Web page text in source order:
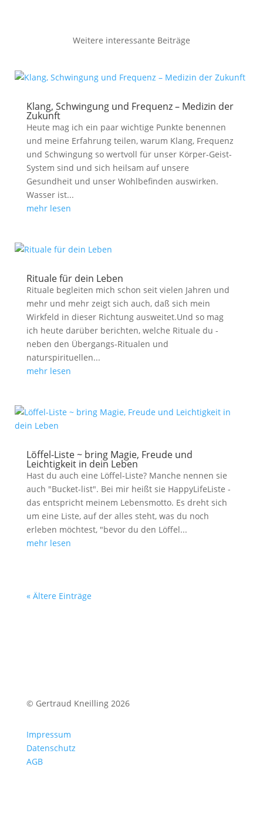
Weitere interessante Beiträge
Klang, Schwingung und Frequenz – Medizin der
Zukunft
Heute mag ich ein paar wichtige Punkte benennen
und meine Erfahrung teilen, warum Klang, Frequenz
und Schwingung so wertvoll für unser Körper-Geist-
System sind und sich heilsam auf unsere
Gesundheit und unser Wohlbefinden auswirken.
Wasser ist...
mehr lesen
Rituale für dein Leben
Rituale begleiten mich schon seit vielen Jahren und
mehr und mehr zeigt sich auch, daß sich mein
Wirkfeld in dieser Richtung ausweitet.Und so mag
ich heute darüber berichten, welche Rituale du -
neben den Übergangs-Ritualen und
naturspirituellen...
mehr lesen
Löffel-Liste ~ bring Magie, Freude und
Leichtigkeit in dein Leben
Hast du auch eine Löffel-Liste? Manche nennen sie
auch "Bucket-list". Bei mir heißt sie HappyLifeListe -
das entspricht meinem Lebensmotto. Es dreht sich
um eine Liste, auf der alles steht, was du noch
erleben möchtest, "bevor du den Löffel...
mehr lesen
« Ältere Einträge
© Gertraud Kneilling 2026
Impressum
Datenschutz
AGB